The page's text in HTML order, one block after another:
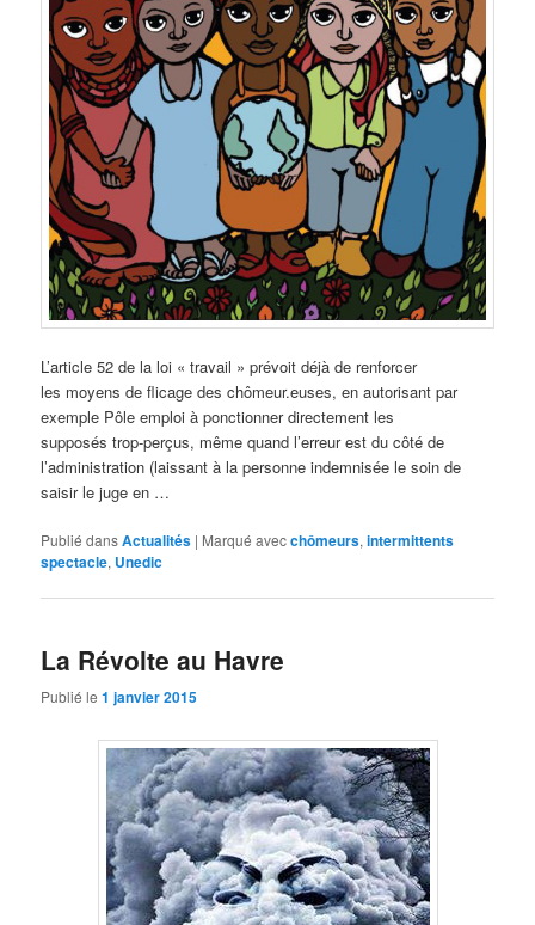
L’article 52 de la loi « travail » prévoit déjà de renforcer
les moyens de flicage des chômeur.euses, en autorisant par
exemple Pôle emploi à ponctionner directement les
supposés trop-perçus, même quand l’erreur est du côté de
l’administration (laissant à la personne indemnisée le soin de
saisir le juge en …
Publié dansActualités | Marqué avecchômeurs,intermittents
spectacle, Unedic
La Révolte au Havre
Publié le1 janvier 2015